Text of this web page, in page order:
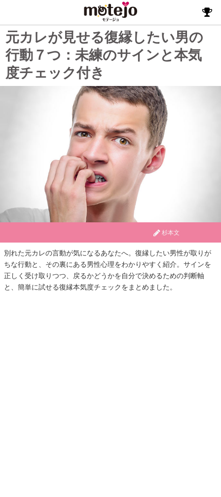
元カレが見せる復縁したい男の
行動７つ：未練のサインと本気
度チェック付き
杉本文
別れた元カレの言動が気になるあなたへ。復縁したい男性が取りが
ちな行動と、その裏にある男性心理をわかりやすく紹介。サインを
正しく受け取りつつ、戻るかどうかを自分で決めるための判断軸
と、簡単に試せる復縁本気度チェックをまとめました。